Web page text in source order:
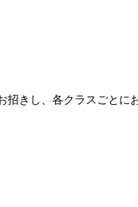
きし、各クラスごとに